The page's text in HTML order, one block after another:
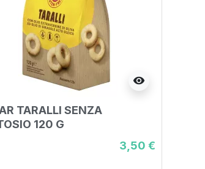
visibility
TARALLI SENZA
120 G
3,50 €